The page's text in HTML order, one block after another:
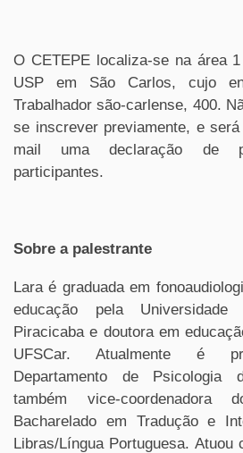
O CETEPE localiza-se na área
USP em São Carlos, cujo
Trabalhador são-carlense, 400.
se inscrever previamente, e
mail uma declaração de
participantes.
Sobre a palestrante
Lara é graduada em
educação pela Universidade
Piracicaba e doutora em
UFSCar. Atualmente é
Departamento de Psicologia
também vice-
Bacharelado em Tradução e
Libras/Língua Portuguesa. Atuou